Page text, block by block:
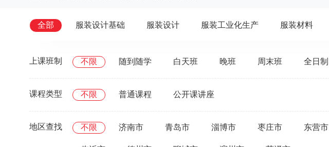
全部 服装设计基础 服装设计 服装工业化生产 服装材料
上课班制 不限 随到随学 白天班 晚班 周末班 全日制
课程类型 不限 普通课程 公开课讲座
地区查找 不限 济南市 青岛市 淄博市 枣庄市 东营市